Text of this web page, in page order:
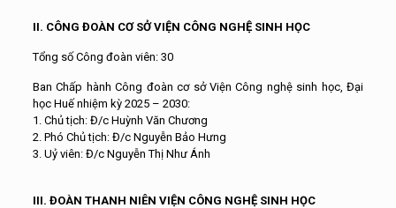
II. CÔNG ĐOÀN CƠ SỞ VIỆN CÔNG NGHỆ SINH HỌC
Tổng số Công đoàn viên: 30
Ban Chấp hành Công đoàn cơ sở Viện Công nghệ sinh học, Đại
học Huế nhiệm kỳ 2025 – 2030:
1. Chủ tịch: Đ/c Huỳnh Văn Chương
2. Phó Chủ tịch: Đ/c Nguyễn Bảo Hưng
3. Uỷ viên: Đ/c Nguyễn Thị Như Ánh
III. ĐOÀN THANH NIÊN VIỆN CÔNG NGHỆ SINH HỌC